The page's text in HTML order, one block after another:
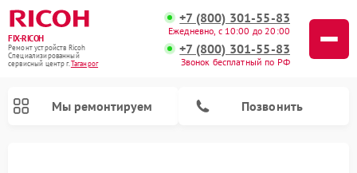
FIX-RICOH
Ремонт устройств Ricoh
Специализированный
cервисный центр г.Таганрог
+7 (800) 301-55-83
Ежедневно, с 10:00 до 20:00
+7 (800) 301-55-83
Звонок бесплатный по РФ
Мы ремонтируем Позвонить